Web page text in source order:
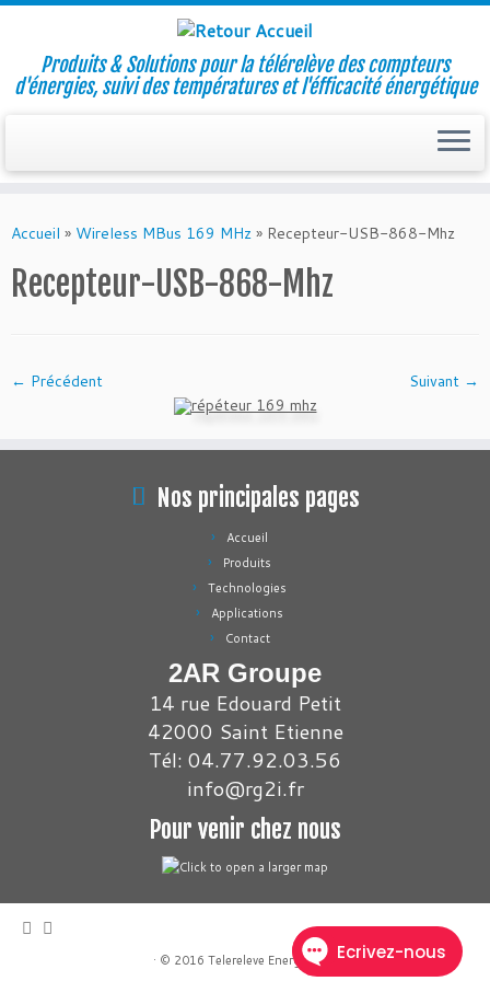
to
Produits & Solutions pour la télérelève des compteurs
d'énergies, suivi des températures et l'éfficacité énergétique
Accueil » Wireless MBus 169 MHz » Recepteur-USB-868-Mhz
Recepteur-USB-868-Mhz
← Précédent Suivant →
Nos principales pages
Accueil
Produits
Technologies
Applications
Contact
2AR Groupe
14 rue Edouard Petit
42000 Saint Etienne
Tél: 04.77.92.03.56
info@rg2i.fr
Pour venir chez nous
· © 2016 Telereleve Energies·